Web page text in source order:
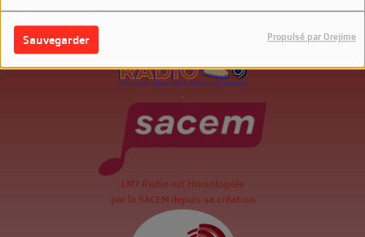
Sauvegarder Propulsé par Orejime
LM7 Radio est Homologuée
par la SACEM depuis sa création